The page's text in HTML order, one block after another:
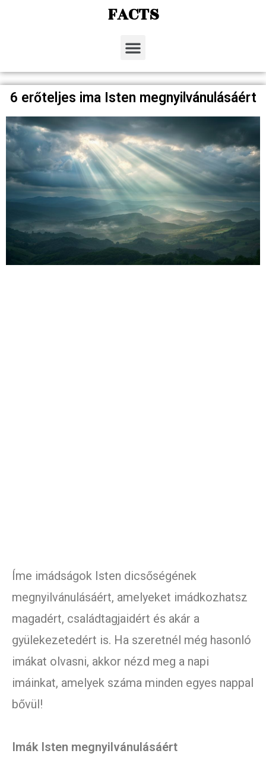
FACTS
6 erőteljes ima Isten megnyilvánulásáért
Íme imádságok Isten dicsőségének
megnyilvánulásáért, amelyeket imádkozhatsz
magadért, családtagjaidért és akár a
gyülekezetedért is. Ha szeretnél még hasonló
imákat olvasni, akkor nézd meg a napi
imáinkat, amelyek száma minden egyes nappal
bővül!
Imák Isten megnyilvánulásáért